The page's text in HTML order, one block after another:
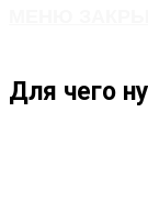
Для чего